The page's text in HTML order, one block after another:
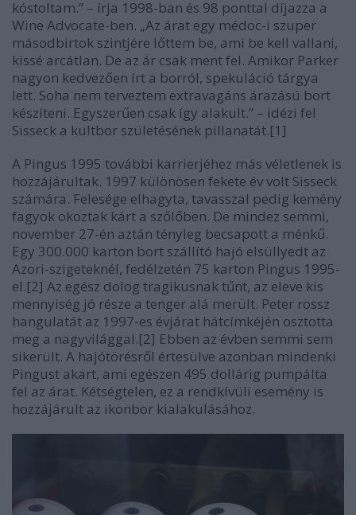
kóstoltam.” – írja 1998-ban és 98 ponttal díjazza a
Wine Advocate-ben. „Az árat egy médoc-i szuper
másodbirtok szintjére lőttem be, ami be kell vallani,
kissé arcátlan. De az ár csak ment fel. Amikor Parker
nagyon kedvezően írt a borról, spekuláció tárgya
lett. Soha nem terveztem extravagáns árazású bort
készíteni. Egyszerűen csak így alakult.” – idézi fel
Sisseck a kultbor születésének pillanatát.[1]
A Pingus 1995 további karrierjéhez más véletlenek is
hozzájárultak. 1997 különösen fekete év volt Sisseck
számára. Felesége elhagyta, tavasszal pedig kemény
fagyok okoztak kárt a szőlőben. De mindez semmi,
november 27-én aztán tényleg becsapott a ménkű.
Egy 300.000 karton bort szállító hajó elsüllyedt az
Azori-szigeteknél, fedélzetén 75 karton Pingus 1995-
el.[2] Az egész dolog tragikusnak tűnt, az eleve kis
mennyiség jó része a tenger alá merült. Peter rossz
hangulatát az 1997-es évjárat hátcímkéjén osztotta
meg a nagyvilággal.[2] Ebben az évben semmi sem
sikerült. A hajótörésről értesülve azonban mindenki
Pingust akart, ami egészen 495 dollárig pumpálta
fel az árat. Kétségtelen, ez a rendkívüli esemény is
hozzájárult az ikonbor kialakulásához.